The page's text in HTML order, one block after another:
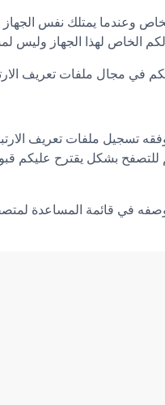
يمتلك نفس الجهاز
الخاص لهذا الجهاز وليس
في مجال ملفات تعريف
تسجيل ملفات تعريف
بشكل يقترح عليكم
في قائمة المساعدة